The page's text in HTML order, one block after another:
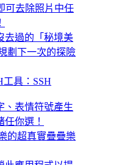
可去除照片中任
去過的「秘境美
劃下一次的探險
工具：SSH
、表情符號產生
你選！
的超真實疊疊樂